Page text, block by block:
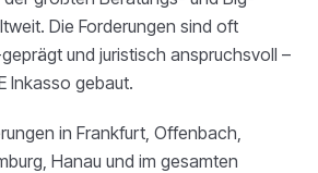
Die Forderungen sind oft
und juristisch anspruchsvoll –
Inkasso gebaut.
in Frankfurt, Offenbach,
Hanau und im gesamten